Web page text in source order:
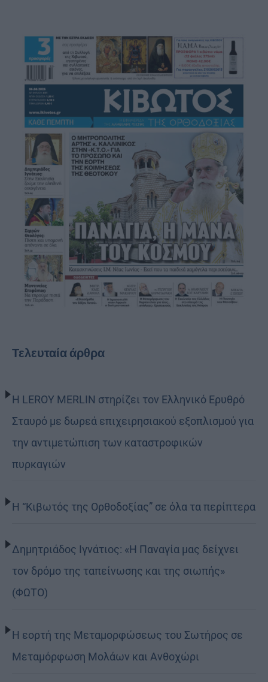
Τελευταία άρθρα
Η LEROY MERLIN στηρίζει τον Ελληνικό Ερυθρό
Σταυρό με δωρεά επιχειρησιακού εξοπλισμού για
την αντιμετώπιση των καταστροφικών
πυρκαγιών
Η “Κιβωτός της Ορθοδοξίας” σε όλα τα περίπτερα
Δημητριάδος Ιγνάτιος: «Η Παναγία μας δείχνει
τον δρόμο της ταπείνωσης και της σιωπής»
(ΦΩΤΟ)
Η εορτή της Μεταμορφώσεως του Σωτήρος σε
Μεταμόρφωση Μολάων και Ανθοχώρι